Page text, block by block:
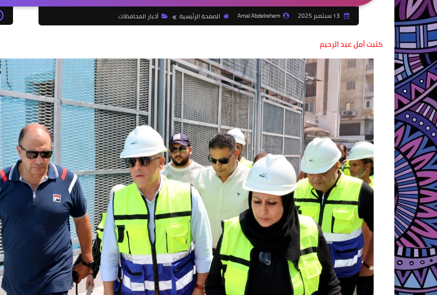
Amal Abdelrehem الصفحة الرئيسية أخبار المحافظات
كتبت أمل عبد الرحيم